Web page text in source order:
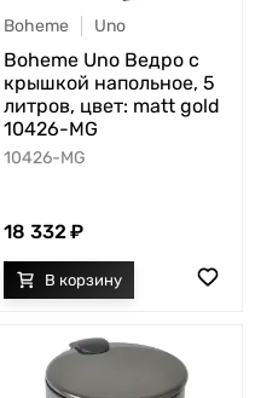
Boheme Uno
Boheme Uno Ведро с
крышкой напольное, 5
литров, цвет: matt gold
10426-MG
10426-MG
18 332